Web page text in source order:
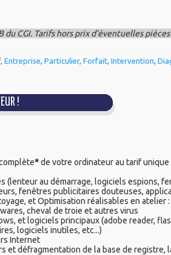
du CGI. Tarifs hors prix d’éventuelles
, Entreprise, Particulier, Forfait, Intervention,
!
*de votre ordinateur au tarif unique
(lenteur au démarrage, logiciels espions,
fenêtres publicitaires douteuses,
et Optimisation réalisables en atelier :
cheval de troie et autres virus
et logiciels principaux (adobe reader,
logiciels inutiles, etc...)
Internet
et défragmentation de la base de registre,